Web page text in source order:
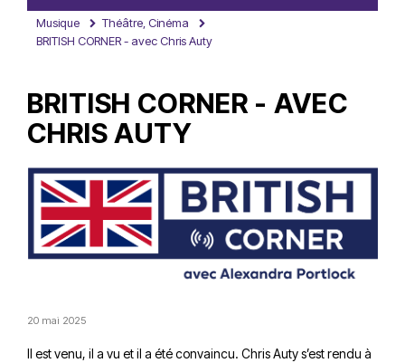
Musique
Théâtre, Cinéma
BRITISH CORNER - avec Chris Auty
BRITISH CORNER - AVEC
CHRIS AUTY
20 mai 2025
Il est venu, il a vu et il a été convaincu. Chris Auty s’est rendu à